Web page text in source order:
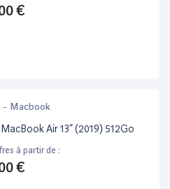
€
- Macbook
Air 13” (2019) 512Go
à partir de :
€